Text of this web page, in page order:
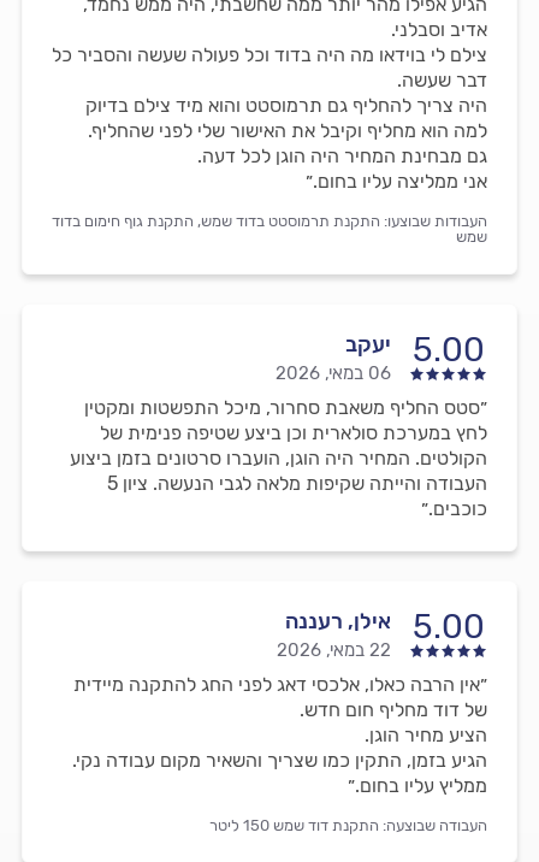
אדיב וסבלני.
צילם לי בוידאו מה היה בדוד וכל פעולה שעשה והסביר כל
דבר שעשה.
היה צריך להחליף גם תרמוסטט והוא מיד צילם בדיוק
למה הוא מחליף וקיבל את האישור שלי לפני שהחליף.
גם מבחינת המחיר היה הוגן לכל דעה.
אני ממליצה עליו בחום.״
העבודות שבוצעו: התקנת תרמוסטט בדוד שמש, התקנת גוף חימום בדוד
שמש
5.00 יעקב
06 במאי, 2026
״סטס החליף משאבת סחרור, מיכל התפשטות ומקטין
לחץ במערכת סולארית וכן ביצע שטיפה פנימית של
הקולטים. המחיר היה הוגן, הועברו סרטונים בזמן ביצוע
העבודה והייתה שקיפות מלאה לגבי הנעשה. ציון 5
כוכבים.״
5.00 אילן, רעננה
22 במאי, 2026
״אין הרבה כאלו, אלכסי דאג לפני החג להתקנה מיידית
של דוד מחליף חום חדש.
הציע מחיר הוגן.
הגיע בזמן, התקין כמו שצריך והשאיר מקום עבודה נקי.
ממליץ עליו בחום.״
העבודה שבוצעה: התקנת דוד שמש 150 ליטר